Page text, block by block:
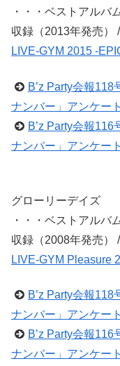
・・・ベストアルバ
収録（2013年発売）
LIVE-GYM 2015 -
B’z Party会報118
ナンバー」アンケート
B’z Party会報116
ナンバー」アンケート
グローリーデイズ
・・・ベストアルバ
収録（2008年発売）
LIVE-GYM Pleasure
B’z Party会報118
ナンバー」アンケート
B’z Party会報116
ナンバー」アンケート